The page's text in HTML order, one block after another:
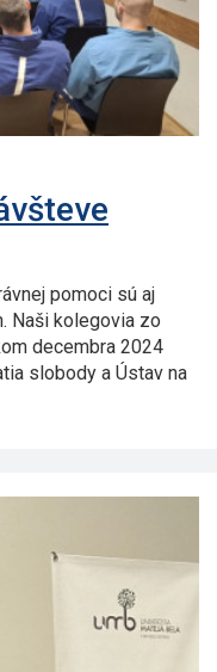
pomoci sú aj
Naši kolegovia zo
decembra 2024
slobody a Ústav na